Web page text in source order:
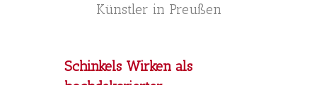
Künstler in Preußen
Schinkels Wirken als